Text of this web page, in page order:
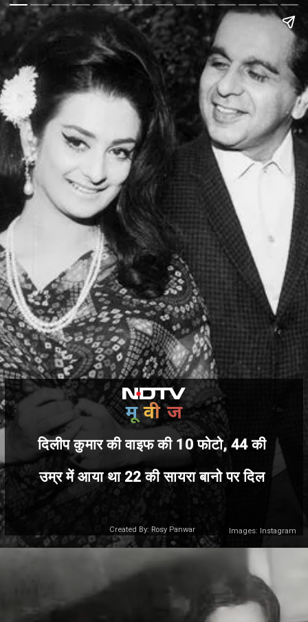
Images: Instagram
Created By: Rosy Panwar
दिलीप कुमार की वाइफ की 10 फोटो, 44 की
उम्र में आया था 22 की सायरा बानो पर दिल